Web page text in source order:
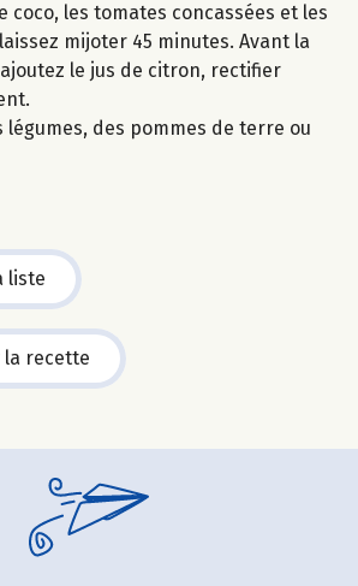
coco, les tomates concassées et les
mijoter 45 minutes. Avant la
le jus de citron, rectifier
légumes, des pommes de terre ou
liste
la recette